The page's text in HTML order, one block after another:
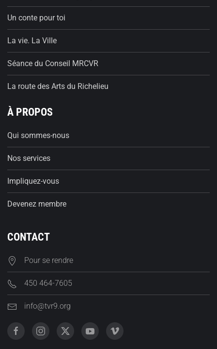
Un conte pour toi
La vie. La Ville
Séance du Conseil MRCVR
La route des Arts du Richelieu
À PROPOS
Qui sommes-nous
Nos services
Impliquez-vous
Devenez membre
CONTACT
Pour se rendre
450 464-7605
info@tvr9.org